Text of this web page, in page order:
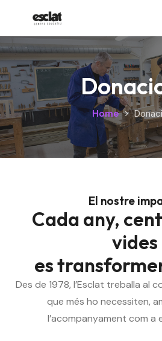
Home
El nostre
Cada any,
vides
es
Des de 1978, l’Esclat treballa al
que més ho necessiten,
l’acompanyament com a